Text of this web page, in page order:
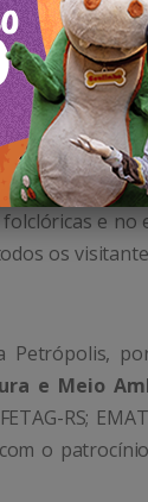
e no
os
Petrópolis,
e Meio
RS;
o